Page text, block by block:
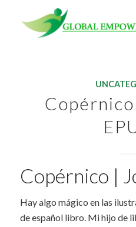
Copérnico |
Hay algo mágico en las
de español libro. Mi hijo de